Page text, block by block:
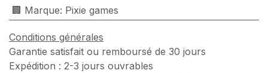
🏢 Marque: Pixie games
Conditions générales
Garantie satisfait ou remboursé de 30 jours
Expédition : 2-3 jours ouvrables